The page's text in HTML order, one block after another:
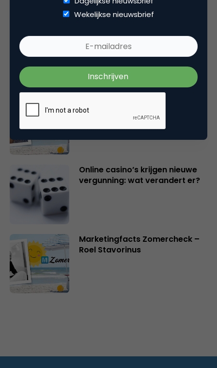
Gerelateerde artikelen
Vita Kovalenko
Durk Bosma
Online casino’s krijgen nieuwe
vergunning: wat verandert er?
Marketingfacts Zomercheck –
Roel Stavorinus
Wekelijkse nieuwsbrief